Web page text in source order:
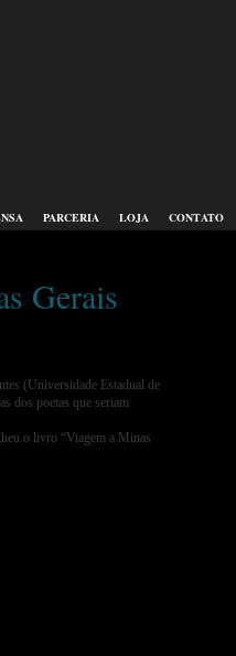
PARCERIA LOJA CONTATO
Gerais
(Universidade Estadual de
dos poetas que seriam
o livro “Viagem a Minas